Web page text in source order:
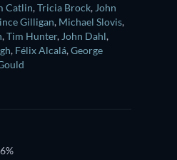
Catlin,Tricia Brock, John
Gilligan, Michael Slovis,
,Tim Hunter, John Dahl,
, Félix Alcalá,George